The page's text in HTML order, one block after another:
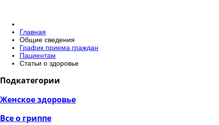
Главная
Общие сведения
График приема граждан
Пациентам
Статьи о здоровье
Подкатегории
Женское здоровье
Все о гриппе